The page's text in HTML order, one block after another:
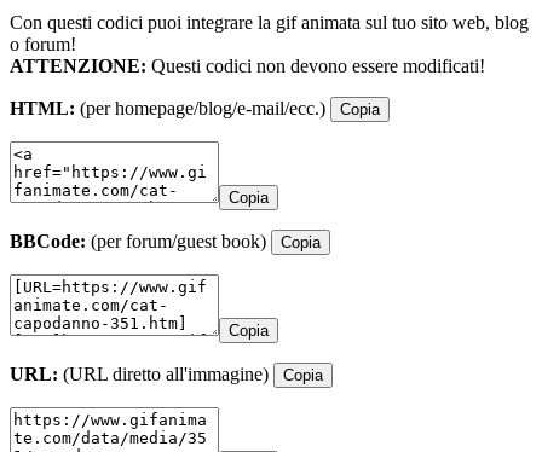
Con questi codici puoi integrare la gif animata sul tuo sito web, blog
o forum!
ATTENZIONE: Questi codici non devono essere modificati!
HTML: (per homepage/blog/e-mail/ecc.) Copia
Copia
BBCode: (per forum/guest book) Copia
Copia
URL: (URL diretto all'immagine) Copia